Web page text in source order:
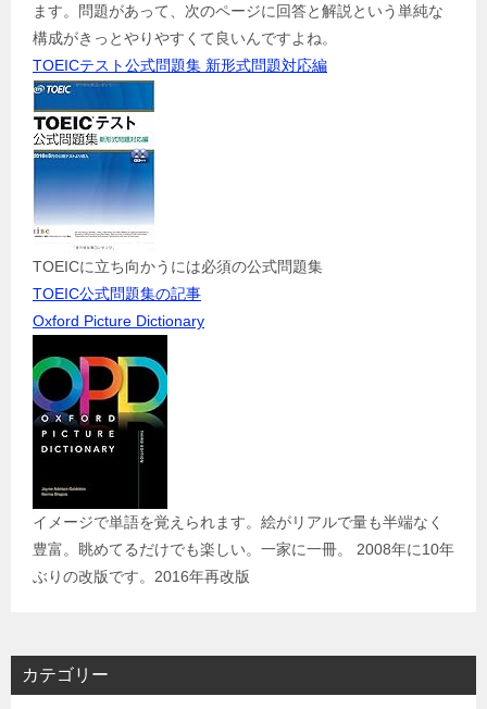
ます。問題があって、次のページに回答と解説という単純な
構成がきっとやりやすくて良いんですよね。
TOEICテスト公式問題集 新形式問題対応編
TOEICに立ち向かうには必須の公式問題集
TOEIC公式問題集の記事
Oxford Picture Dictionary
イメージで単語を覚えられます。絵がリアルで量も半端なく
豊富。眺めてるだけでも楽しい。一家に一冊。 2008年に10年
ぶりの改版です。2016年再改版
カテゴリー